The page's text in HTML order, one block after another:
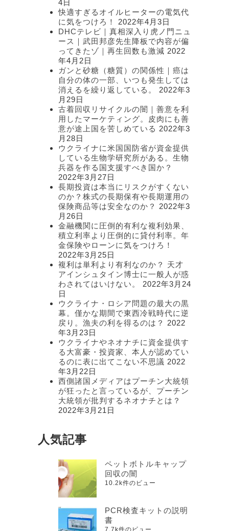
4日
快適すぎるオイルヒーターの電気代
に気をつけろ！
2022年4月3日
DHCテレビ｜真相深入り虎ノ門ニュ
ース｜武田邦彦先生降板で内容が偏
ってきたゾ｜再生回数も激減 2022
年4月2日
ガンと砂糖（糖質）の関係性｜癌は
自分の体の一部、いつも発生しては
消えるを繰り返している。
2022年3
月29日
古着回収リサイクルの闇｜善意を利
用したマーケティング。皮肉にも善
意が途上国を苦しめている 2022年3
月28日
ウクライナに米国国防省が資金提供
している生物学研究所がある。生物
兵器を作る国支援すべき国か？
2022年3月27日
長期投資は本当にリスクがすくない
のか？株式の長期保有や長期運用の
保険商品等は安全なのか？
2022年3
月26日
金融機関に圧倒的有利な複利効果、
積立利率より圧倒的に貸付利率。年
金保険やローンに気をつけろ！
2022年3月25日
複利は単利より有利なのか？ 天才
アインシュタイン博士に一般人が惑
わされてはいけない。
2022年3月24
日
ウクライナ・ロシア問題の最大の黒
幕。僅かな期間で東西冷戦時代に逆
戻り。漁夫の利を得るのは？
2022
年3月23日
ウクライナやネオナチに資金提供す
る大富豪・投資家、本人が認めてい
るのに表に出てこない不思議 2022
年3月22日
西側諸国メディアはプーチン大統領
が狂ったと言っているが、プーチン
大統領が批判するネオナチとは？
2022年3月21日
人気記事
ペットボトルキャップ
回収の闇
10.2k件のビュー
PCR検査キットの説明
書
7.7k件のビュー